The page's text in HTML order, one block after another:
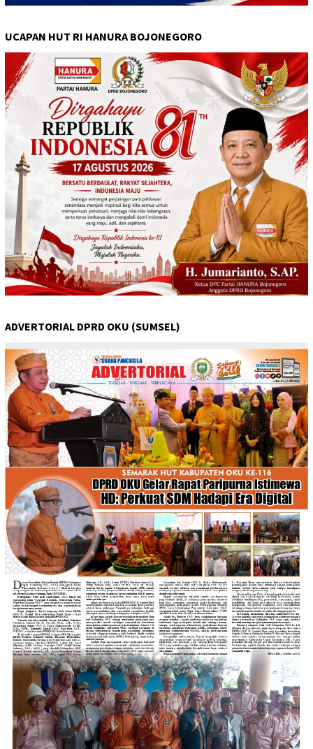
UCAPAN HUT RI HANURA BOJONEGORO
ADVERTORIAL DPRD OKU (SUMSEL)